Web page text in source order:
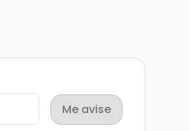
Me avise